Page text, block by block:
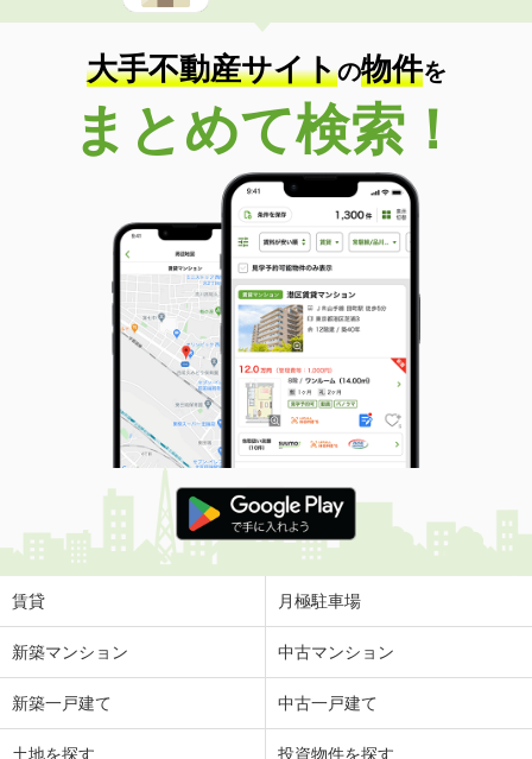
大手不動産サイトの物件を
まとめて検索！
賃貸 月極駐車場
新築マンション 中古マンション
新築一戸建て 中古一戸建て
土地を探す 投資物件を探す